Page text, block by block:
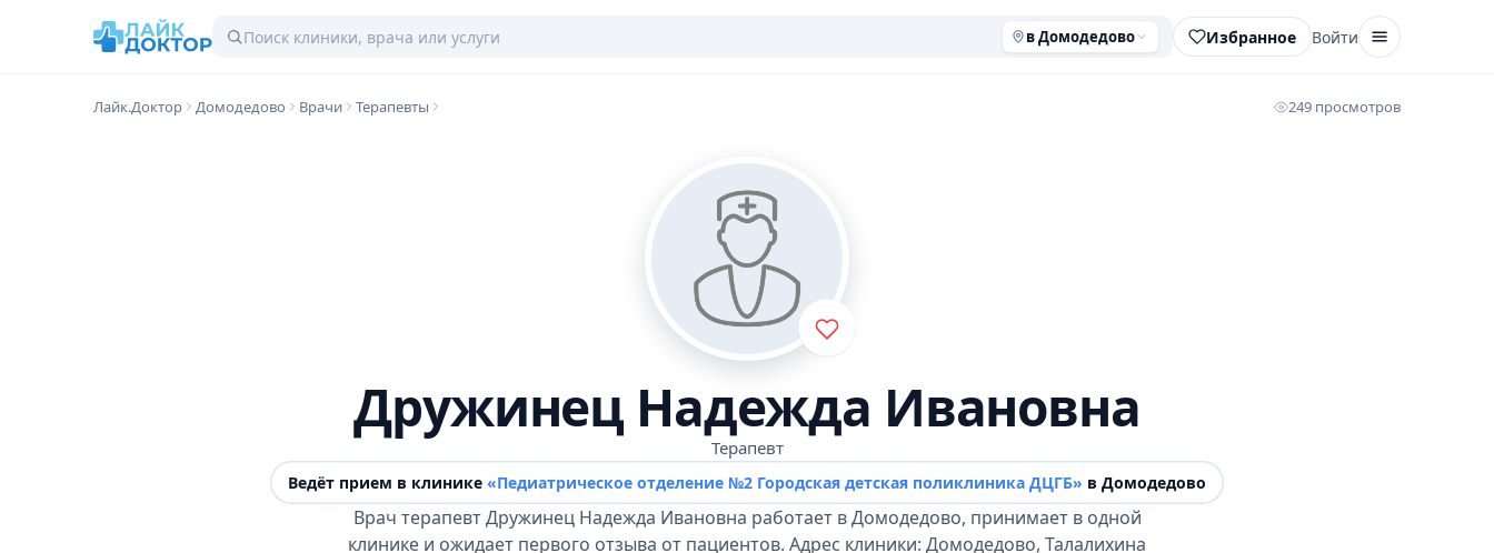
в Домодедово Избранное Войти
Лайк.Доктор Домодедово Врачи Терапевты 249 просмотров
Дружинец Надежда Ивановна
Терапевт
Ведёт прием в клинике «Педиатрическое отделение №2 Городская детская поликлиника ДЦГБ» в Домодедово
Врач терапевт Дружинец Надежда Ивановна работает в Домодедово, принимает в одной
клинике и ожидает первого отзыва от пациентов. Адрес клиники: Домодедово, Талалихина